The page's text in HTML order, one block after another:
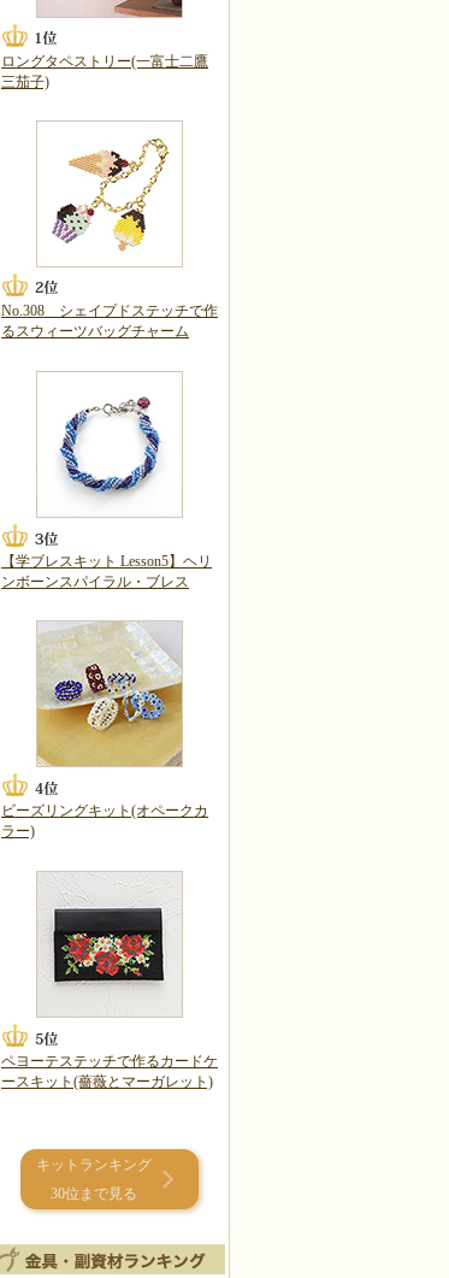
ロングタペストリー(一富士二鷹
三茄子)
No.308 シェイプドステッチで作
るスウィーツバッグチャーム
【学ブレスキット Lesson5】ヘリ
ンボーンスパイラル・ブレス
ビーズリングキット(オペークカ
ラー)
ペヨーテステッチで作るカードケ
ースキット(薔薇とマーガレット)
キットランキング
30位まで見る